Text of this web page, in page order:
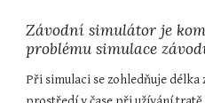
Závodní simulátor je
problému simulace
Při simulaci se zohledňuje